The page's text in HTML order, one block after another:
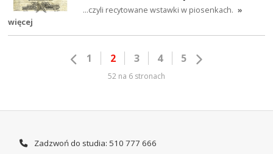
...czyli recytowane wstawki w piosenkach. »
więcej
1 2 3 4 5
52 na 6 stronach
Zadzwoń do studia: 510 777 666